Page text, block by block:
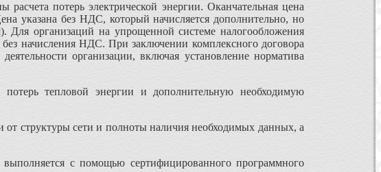
потерь электрической энергии. Оканчательная цена
указана без НДС, который начисляется дополнительно, но
Для организаций на упрощенной системе налогообложения
начисления НДС. При заключении комплексного договора
организации, включая установление норматива
потерь тепловой энергии и дополнительную необходимую
от структуры сети и полноты наличия необходимых данных, а
с помощью сертифицированного программного